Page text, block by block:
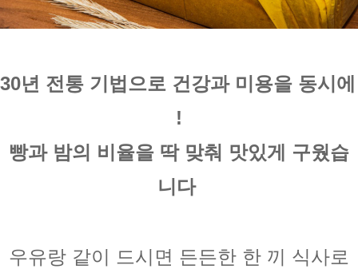
30년 전통 기법으로 건강과 미용을 동시에
!
빵과 밤의 비율을 딱 맞춰 맛있게 구웠습
니다
우유랑 같이 드시면 든든한 한 끼 식사로